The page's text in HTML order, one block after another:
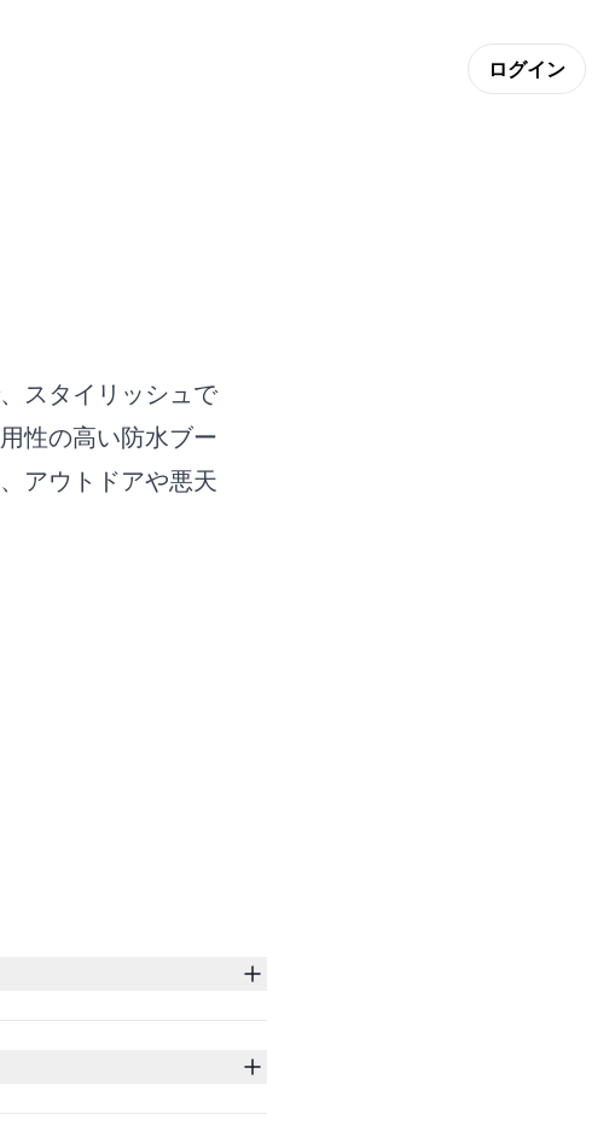
ログイン
スタイリッシュで
性の高い防水ブー
アウトドアや悪天